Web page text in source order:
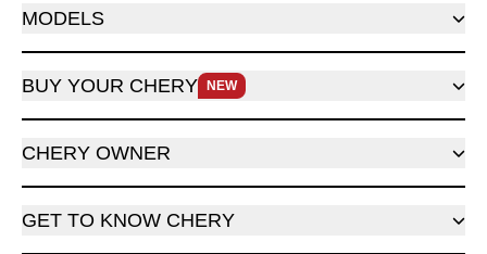
MODELS
BUY YOUR CHERY NEW
CHERY OWNER
GET TO KNOW CHERY